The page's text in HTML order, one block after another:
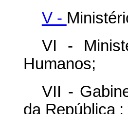
V -
VI -
Humanos;
VII -
da República ;